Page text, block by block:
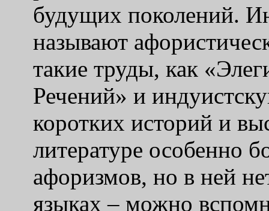
будущих поколений.
называют
такие труды, как
Речений» и
коротких историй и
литературе особенно
афоризмов, но в ней
языках – можно